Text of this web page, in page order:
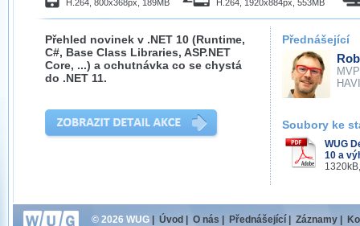
H.264, 800x368px, 189MB H.264, 1920x884px, 553MB
Přehled novinek v .NET 10 (Runtime,
C#, Base Class Libraries, ASP.NET
Core, ...) a ochutnávka co se chystá
do .NET 11.
Přednášející
MVP
Soubory ke
WUG
10 a
© 2026 WUG Úvod O nás Přednášející Záznamy